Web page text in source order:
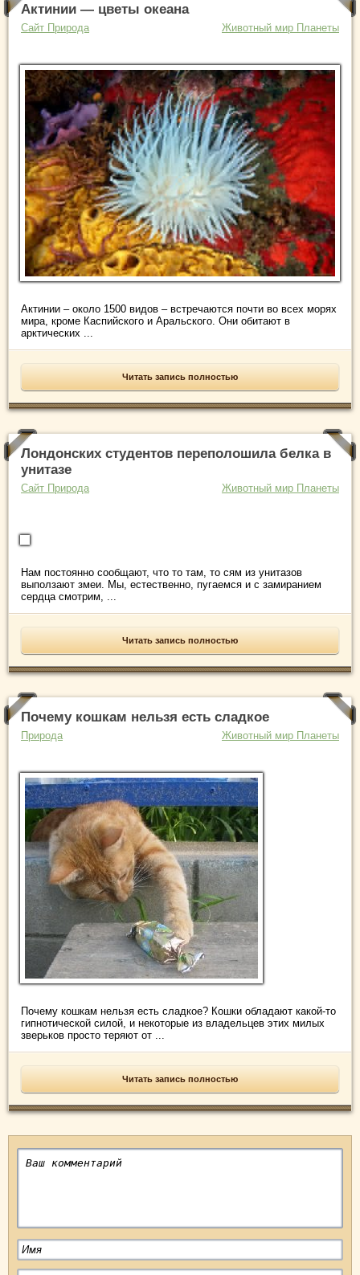
Актинии — цветы океана
Сайт Природа Животный мир Планеты
Актинии – около 1500 видов – встречаются почти во всех морях
мира, кроме Каспийского и Аральского. Они обитают в
арктических ...
Читать запись полностью
Лондонских студентов переполошила белка в
унитазе
Сайт Природа Животный мир Планеты
Нам постоянно сообщают, что то там, то сям из унитазов
выползают змеи. Мы, естественно, пугаемся и с замиранием
сердца смотрим, ...
Читать запись полностью
Почему кошкам нельзя есть сладкое
Природа Животный мир Планеты
Почему кошкам нельзя есть сладкое? Кошки обладают какой-то
гипнотической силой, и некоторые из владельцев этих милых
зверьков просто теряют от ...
Читать запись полностью